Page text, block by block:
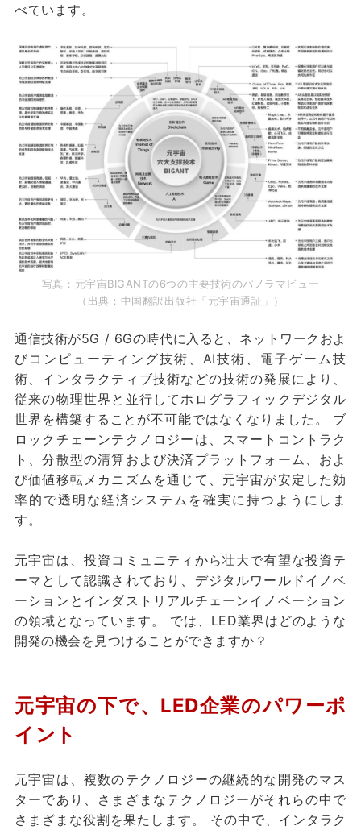
べています。
写真：元宇宙BIGANTの6つの主要技術のパノラマビュー
（出典：中国翻訳出版社「元宇宙通証」）
通信技術が5G / 6Gの時代に入ると、ネットワークおよ
びコンピューティング技術、AI技術、電子ゲーム技
術、インタラクティブ技術などの技術の発展により、
従来の物理世界と並行してホログラフィックデジタル
世界を構築することが不可能ではなくなりました。 ブ
ロックチェーンテクノロジーは、スマートコントラク
ト、分散型の清算および決済プラットフォーム、およ
び価値移転メカニズムを通じて、元宇宙が安定した効
率的で透明な経済システムを確実に持つようにしま
す。
元宇宙は、投資コミュニティから壮大で有望な投資テ
ーマとして認識されており、デジタルワールドイノベ
ーションとインダストリアルチェーンイノベーション
の領域となっています。 では、LED業界はどのような
開発の機会を見つけることができますか？
元宇宙の下で、LED企業のパワーポ
イント
元宇宙は、複数のテクノロジーの継続的な開発のマス
ターであり、さまざまなテクノロジーがそれらの中で
さまざまな役割を果たします。 その中で、インタラク